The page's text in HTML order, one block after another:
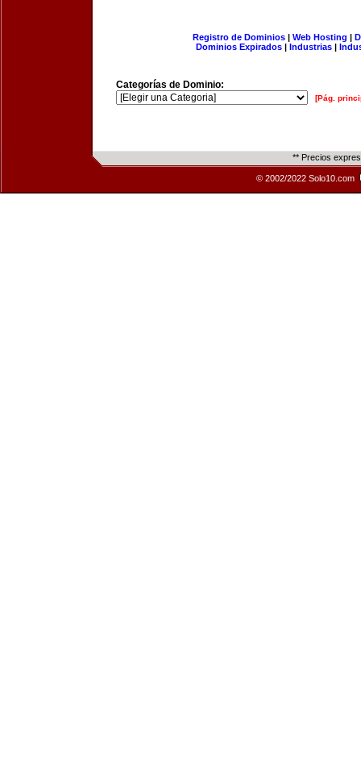
Registro de Dominios| Web Hosting |
Dominios Expirados | Industrias |
Categorías de Dominio:
[Pág.
** Precios
© 2002/2022 Solo10.com